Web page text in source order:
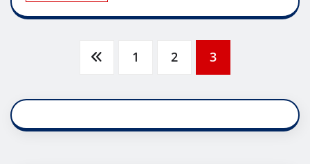
pagination
1 2 3